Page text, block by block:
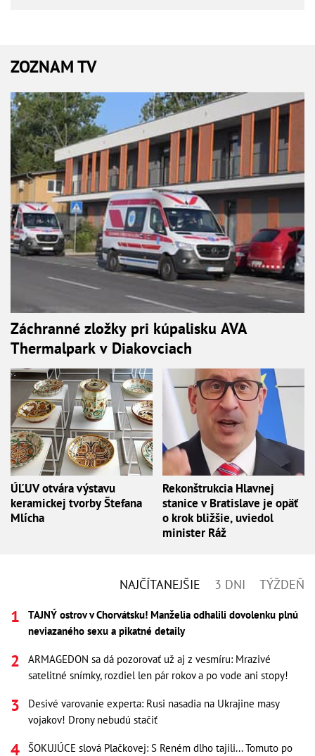
ZOZNAM TV
Záchranné zložky pri kúpalisku AVA
Thermalpark v Diakovciach
ÚĽUV otvára výstavu
keramickej tvorby Štefana
Mlícha
Rekonštrukcia Hlavnej
stanice v Bratislave je opäť
o krok bližšie, uviedol
minister Ráž
NAJČÍTANEJŠIE 3 DNI TÝŽDEŇ
TAJNÝ ostrov v Chorvátsku! Manželia odhalili dovolenku plnú
neviazaného sexu a pikatné detaily
ARMAGEDON sa dá pozorovať už aj z vesmíru: Mrazivé
satelitné snímky, rozdiel len pár rokov a po vode ani stopy!
Desivé varovanie experta: Rusi nasadia na Ukrajine masy
vojakov! Drony nebudú stačiť
ŠOKUJÚCE slová Plačkovej: S Reném dlho tajili... Tomuto po